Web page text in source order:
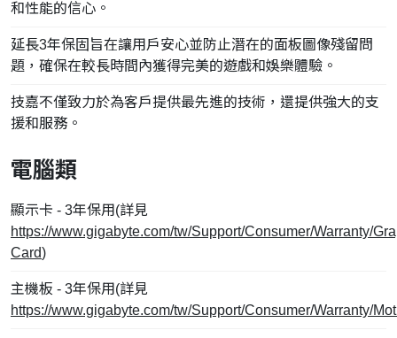
和性能的信心。
延長3年保固旨在讓用戶安心並防止潛在的面板圖像殘留問
題，確保在較長時間內獲得完美的遊戲和娛樂體驗。
技嘉不僅致力於為客戶提供最先進的技術，還提供強大的支
援和服務。
電腦類
顯示卡 - 3年保用(詳見
https://www.gigabyte.com/tw/Support/Consumer/Warranty/
Card)
主機板 - 3年保用(詳見
https://www.gigabyte.com/tw/Support/Consumer/Warranty/